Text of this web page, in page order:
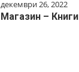
декември 26, 2022
Магазин – Книги